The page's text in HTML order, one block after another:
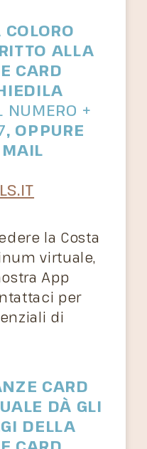
ALLA
CARD
NUMERO +
, OPPURE
la Costa
virtuale,
App
per
di
CARD
DÀ GLI
DELLA